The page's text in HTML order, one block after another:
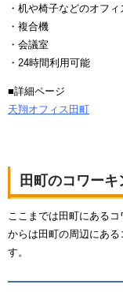
・机や椅子などのオフ
・複合機
・会議室
・24時間利用可能
■詳細ページ
天翔オフィス田町
田町のコワー
ここまでは田町にある
からは田町の周辺にあ
す。